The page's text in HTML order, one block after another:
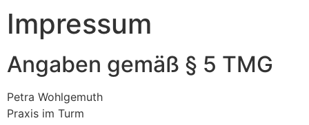
Impressum
Angaben gemäß § 5 TMG
Petra Wohlgemuth
Praxis im Turm